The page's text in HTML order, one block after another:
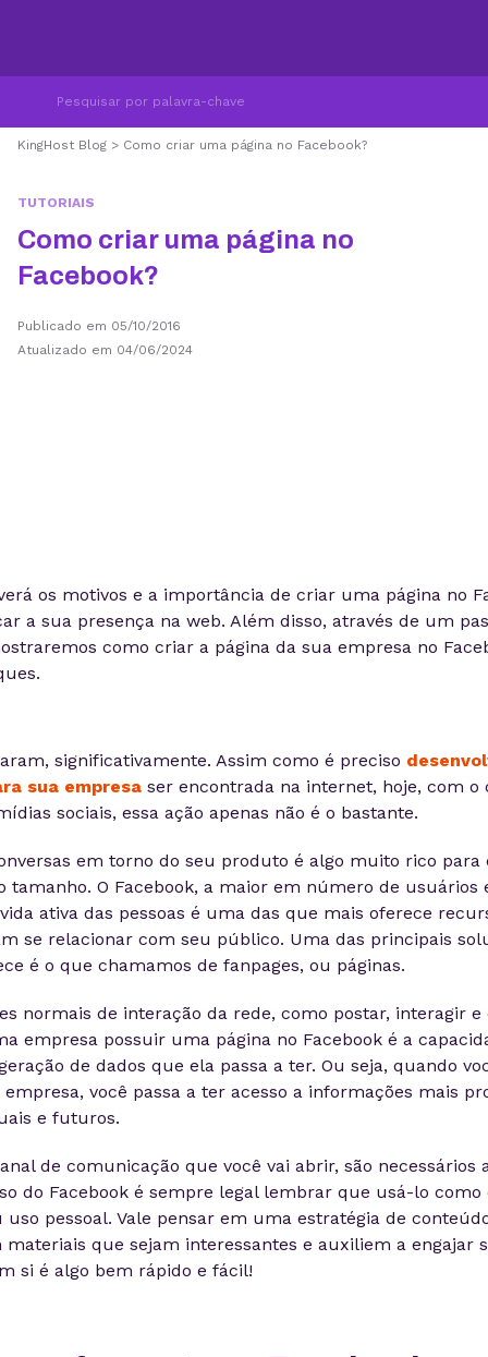
KingHost Blog > Como criar uma página no Facebook?
TUTORIAIS
Como criar uma página no
Facebook?
Publicado em 05/10/2016
Atualizado em 04/06/2024
os motivos e a importância de criar uma página no
a sua presença na web. Além disso, através de um
como criar a página da sua empresa no
significativamente. Assim como é preciso
sua empresa ser encontrada na internet, hoje, com o
sociais, essa ação apenas não é o bastante.
em torno do seu produto é algo muito rico para
tamanho. O Facebook, a maior em número de usuários
ativa das pessoas é uma das que mais oferece
se relacionar com seu público. Uma das principais
é o que chamamos de fanpages, ou páginas.
normais de interação da rede, como postar, interagir e
empresa possuir uma página no Facebook é a
de dados que ela passa a ter. Ou seja, quando
você passa a ter acesso a informações mais
e futuros.
de comunicação que você vai abrir, são necessários
do Facebook é sempre legal lembrar que usá-lo como
pessoal. Vale pensar em uma estratégia de
materiais que sejam interessantes e auxiliem a engajar
si é algo bem rápido e fácil!